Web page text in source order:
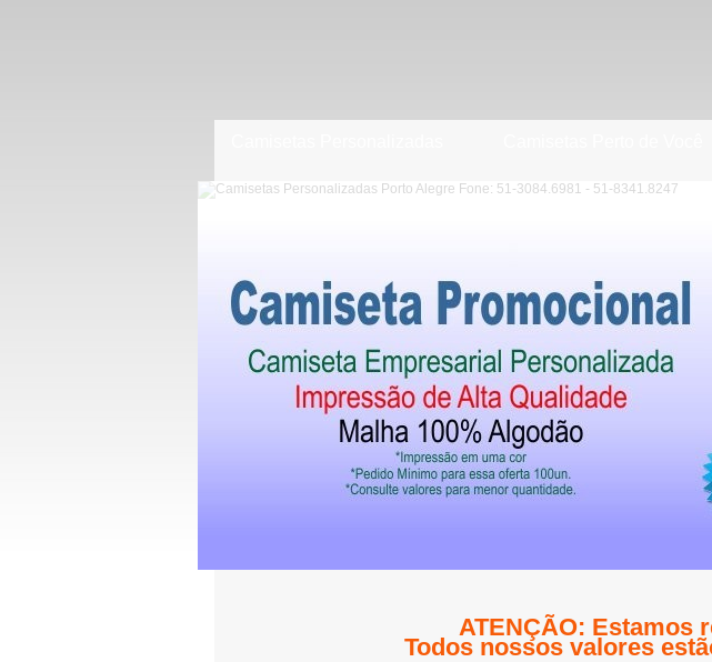
ATENÇÃO: Estamos
Todos nossos valores